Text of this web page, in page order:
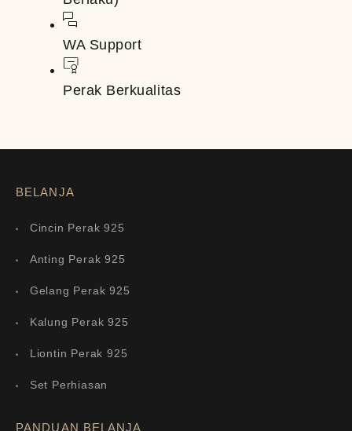
WA Support
Perak Berkualitas
BELANJA
Cincin Perak 925
Anting Perak 925
Gelang Perak 925
Kalung Perak 925
Liontin Perak 925
Set Perhiasan
PANDUAN BELANJA